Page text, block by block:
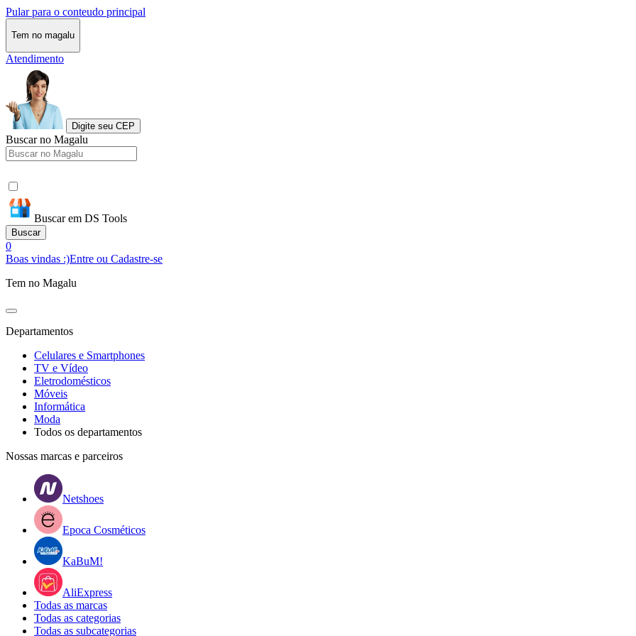
Pular para o conteudo principal
Tem no magalu
Atendimento
Digite seu CEP
Buscar no Magalu
Buscar em DS Tools
Buscar
0
Boas vindas :)Entre ou Cadastre-se
Tem no Magalu
Departamentos
Celulares e Smartphones
TV e Vídeo
Eletrodomésticos
Móveis
Informática
Moda
Todos os departamentos
Nossas marcas e parceiros
Netshoes
Epoca Cosméticos
KaBuM!
AliExpress
Todas as marcas
Todas as categorias
Todas as subcategorias